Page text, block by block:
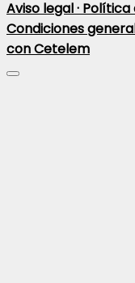
Aviso legal · Política
Condiciones
con Cetelem